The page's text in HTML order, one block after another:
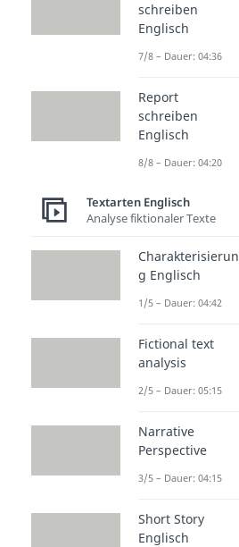
schreiben
Englisch
7/8 – Dauer: 04:36
Report
schreiben
Englisch
8/8 – Dauer: 04:20
Textarten Englisch
Analyse fiktionaler Texte
Charakterisierun
g Englisch
1/5 – Dauer: 04:42
Fictional text
analysis
2/5 – Dauer: 05:15
Narrative
Perspective
3/5 – Dauer: 04:15
Short Story
Englisch